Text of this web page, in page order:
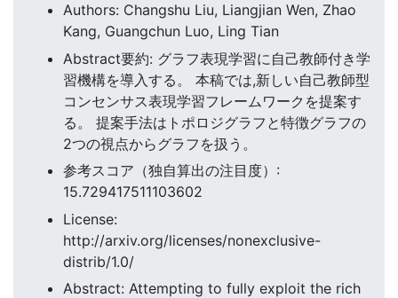
Authors: Changshu Liu, Liangjian Wen, Zhao
Kang, Guangchun Luo, Ling Tian
Abstract要約: グラフ表現学習に自己教師付き学
習機構を導入する。 本稿では,新しい自己教師型
コンセンサス表現学習フレームワークを提案す
る。 提案手法はトポロジグラフと特徴グラフの
2つの視点からグラフを扱う。
参考スコア（独自算出の注目度）:
15.729417511103602
License:
http://arxiv.org/licenses/nonexclusive-
distrib/1.0/
Abstract: Attempting to fully exploit the rich